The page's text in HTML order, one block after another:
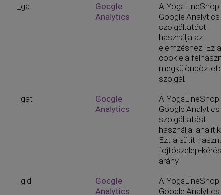
_ga
Google
Analytics
A YogaLineShop
Google Analytics
szolgáltatást
használja az
elemzéshez. Ez a
cookie a
szolgál.
_gat
Google
Analytics
A YogaLineShop
Google Analytics
szolgáltatást
használja:
Ezt a sütit
fojtószelep-
arány.
_gid
Google
Analytics
A YogaLineShop
Google Analytics